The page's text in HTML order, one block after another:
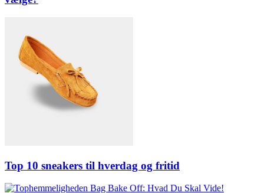
Top 10 sneakers til hverdag og fritid